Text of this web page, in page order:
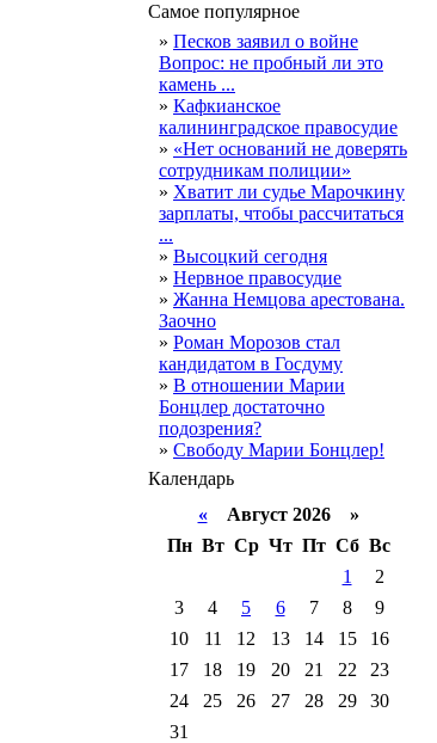
Самое популярное
» Песков заявил о войне
Вопрос: не пробный ли это
камень ...
» Кафкианское
калининградское правосудие
» «Нет оснований не доверять
сотрудникам полиции»
» Хватит ли судье Марочкину
зарплаты, чтобы рассчитаться
...
» Высоцкий сегодня
» Нервное правосудие
» Жанна Немцова арестована.
Заочно
» Роман Морозов стал
кандидатом в Госдуму
» В отношении Марии
Бонцлер достаточно
подозрения?
» Свободу Марии Бонцлер!
Календарь
«Август 2026 »
Пн Вт Ср Чт Пт Сб Вс
1
2
3
4 5 6 7 8
9
10
11 12 13 14 15
16
17
18 19 20 21 22
23
24
25 26 27 28 29
30
31